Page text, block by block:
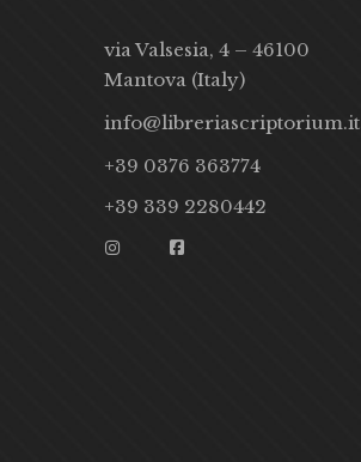
via Valsesia, 4 – 46100
Mantova (Italy)
info@libreriascriptorium.it
+39 0376 363774
+39 339 2280442